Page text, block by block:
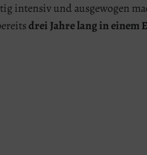
intensiv und ausgewogen
drei Jahre lang in einem